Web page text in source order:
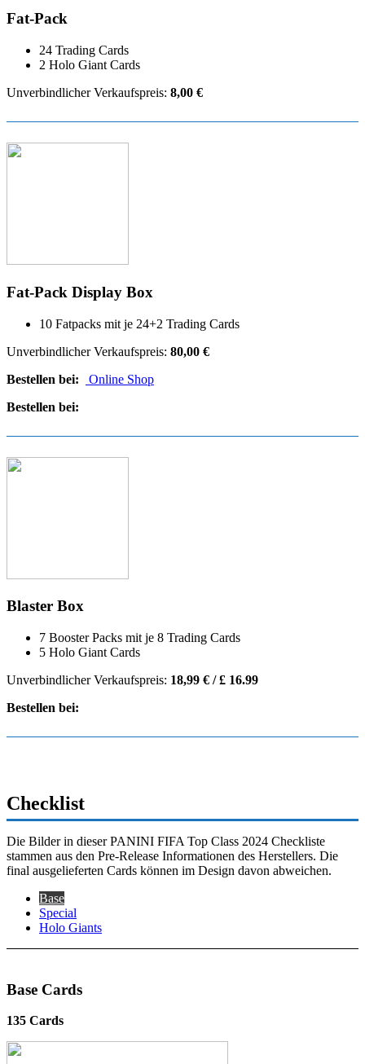
Fat-Pack
24 Trading Cards
2 Holo Giant Cards
Unverbindlicher Verkaufspreis: 8,00 €
Fat-Pack Display Box
10 Fatpacks mit je 24+2 Trading Cards
Unverbindlicher Verkaufspreis: 80,00 €
Bestellen bei:
Online Shop
Bestellen bei:
Blaster Box
7 Booster Packs mit je 8 Trading Cards
5 Holo Giant Cards
Unverbindlicher Verkaufspreis: 18,99 € / £ 16.99
Bestellen bei:
Checklist
Die Bilder in dieser PANINI FIFA Top Class 2024 Checkliste
stammen aus den Pre-Release Informationen des Herstellers. Die
final ausgelieferten Cards können im Design davon abweichen.
Base
Special
Holo Giants
Base Cards
135 Cards